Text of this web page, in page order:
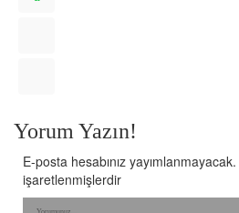
Yorum Yazın!
E-posta hesabınız yayımlanmayacak.
işaretlenmişlerdir